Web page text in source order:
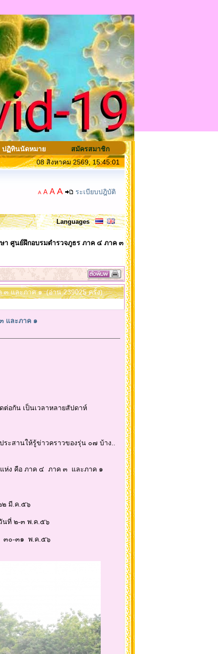
ปฏิทินนัดหมาย
สมัครสมาชิก
08 สิงหาคม 2569, 15:45:01
A A A A ระเบียบปฎิบัติ
Languages
า ศูนย์ฝึกอบรมตำรวจภูธร ภาค ๔ ภาค ๓
๓ และภาค ๑ (อ่าน 239025 ครั้ง)
และภาค ๑
น เป็นเวลาหลายสัปดาห์
ะสานให้รู้ข่าวคราวของรุ่น ๐๗ บ้าง..
ห่ง คือ ภาค ๔ ภาค ๓ และภาค ๑
มี.ค.๕๖
๒-๓ พ.ค.๕๖
๐-๓๑ พ.ค.๕๖